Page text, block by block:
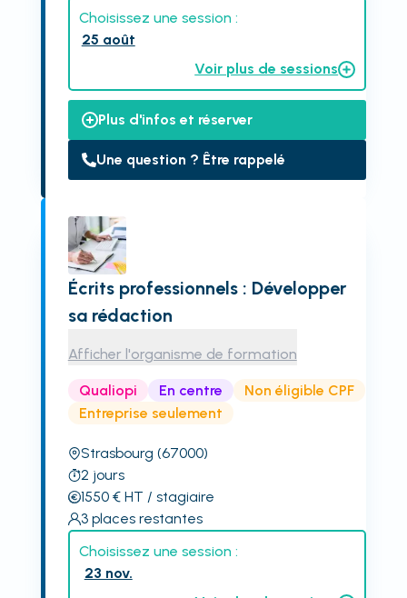
Choisissez une session :
25 août
Voir plus de sessions
Plus d'infos et réserver
Une question ? Être rappelé
Écrits professionnels : Développer
sa rédaction
Afficher l'organisme de formation
Qualiopi En centre
Non éligible CPF
Entreprise seulement
Strasbourg (67000)
2 jours
1550€ HT / stagiaire
3 places restantes
Choisissez une session :
23 nov.